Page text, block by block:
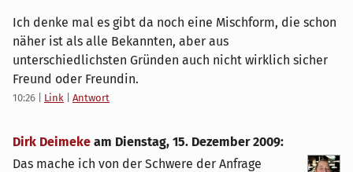
Ich denke mal es gibt da noch eine Mischform, die schon
näher ist als alle Bekannten, aber aus
unterschiedlichsten Gründen auch nicht wirklich sicher
Freund oder Freundin.
10:26 Link Antwort
Dirk Deimeke am Dienstag, 15. Dezember 2009:
Das mache ich von der Schwere der Anfrage